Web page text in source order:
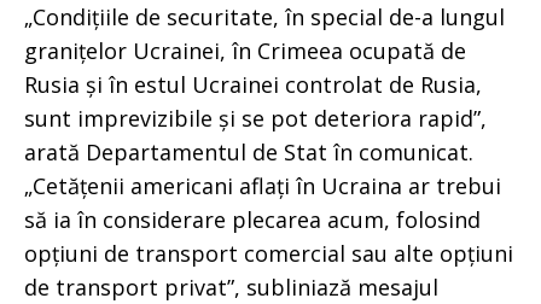
„Condițiile de securitate, în special de-a lungul
granițelor Ucrainei, în Crimeea ocupată de
Rusia și în estul Ucrainei controlat de Rusia,
sunt imprevizibile și se pot deteriora rapid”,
arată Departamentul de Stat în comunicat.
„Cetățenii americani aflați în Ucraina ar trebui
să ia în considerare plecarea acum, folosind
opțiuni de transport comercial sau alte opțiuni
de transport privat”, subliniază mesajul